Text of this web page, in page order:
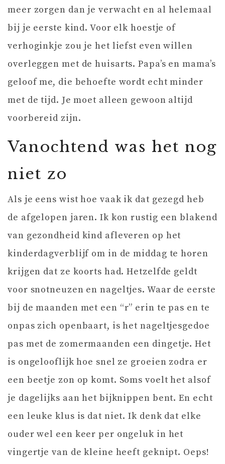
meer zorgen dan je verwacht en al helemaal
bij je eerste kind. Voor elk hoestje of
verhoginkje zou je het liefst even willen
overleggen met de huisarts. Papa’s en mama’s
geloof me, die behoefte wordt echt minder
met de tijd. Je moet alleen gewoon altijd
voorbereid zijn.
Vanochtend was het nog
niet zo
Als je eens wist hoe vaak ik dat gezegd heb
de afgelopen jaren. Ik kon rustig een blakend
van gezondheid kind afleveren op het
kinderdagverblijf om in de middag te horen
krijgen dat ze koorts had. Hetzelfde geldt
voor snotneuzen en nageltjes. Waar de eerste
bij de maanden met een “r” erin te pas en te
onpas zich openbaart, is het nageltjesgedoe
pas met de zomermaanden een dingetje. Het
is ongelooflijk hoe snel ze groeien zodra er
een beetje zon op komt. Soms voelt het alsof
je dagelijks aan het bijknippen bent. En echt
een leuke klus is dat niet. Ik denk dat elke
ouder wel een keer per ongeluk in het
vingertje van de kleine heeft geknipt. Oeps!